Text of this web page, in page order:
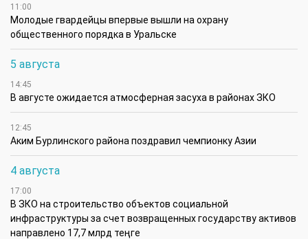
11:00
Молодые гвардейцы впервые вышли на охрану
общественного порядка в Уральске
5 августа
14:45
В августе ожидается атмосферная засуха в районах ЗКО
12:45
Аким Бурлинского района поздравил чемпионку Азии
4 августа
17:00
В ЗКО на строительство объектов социальной
инфраструктуры за счет возвращенных государству активов
направлено 17,7 млрд теңге